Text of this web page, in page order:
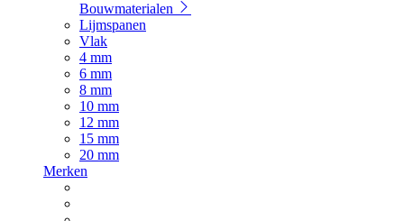
Bouwmaterialen
Lijmspanen
Vlak
4 mm
6 mm
8 mm
10 mm
12 mm
15 mm
20 mm
Merken